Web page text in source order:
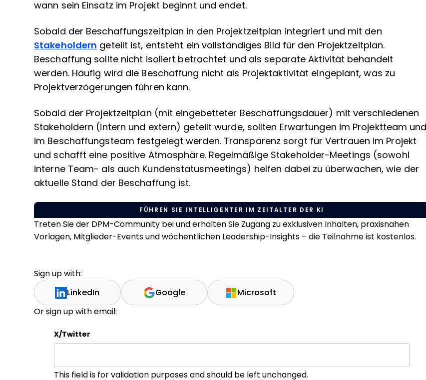
wann sein Einsatz im Projekt beginnt und endet.
Sobald der Beschaffungszeitplan in den Projektzeitplan integriert und mit den
Stakeholdern geteilt ist, entsteht ein vollständiges Bild für den Projektzeitplan.
Beschaffung sollte nicht isoliert betrachtet und als separate Aktivität behandelt
werden. Häufig wird die Beschaffung nicht als Projektaktivität eingeplant, was zu
Projektverzögerungen führen kann.
Sobald der Projektzeitplan (mit eingebetteter Beschaffungsdauer) mit verschiedenen
Stakeholdern (intern und extern) geteilt wurde, sollten Erwartungen im Projektteam und
im Beschaffungsteam festgelegt werden. Transparenz sorgt für Vertrauen im Projekt
und schafft eine positive Atmosphäre. Regelmäßige Stakeholder-Meetings (sowohl
interne Team- als auch Kundenstatusmeetings) helfen dabei zu überwachen, wie der
aktuelle Stand der Beschaffung ist.
FÜHREN SIE INTELLIGENTER IM ZEITALTER DER KI
Treten Sie der DPM-Community bei und erhalten Sie Zugang zu exklusiven Inhalten, praxisnahen
Vorlagen, Mitglieder-Events und wöchentlichen Leadership-Insights – die Teilnahme ist kostenlos.
Sign up with:
LinkedIn Google Microsoft
Or sign up with email:
X/Twitter
This field is for validation purposes and should be left unchanged.